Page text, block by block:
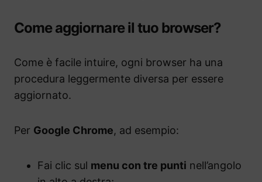
Come aggiornare il tuo browser?
Come è facile intuire, ogni browser ha una
procedura leggermente diversa per essere
aggiornato.
Per Google Chrome, ad esempio:
Fai clic sul menu con tre punti nell’angolo